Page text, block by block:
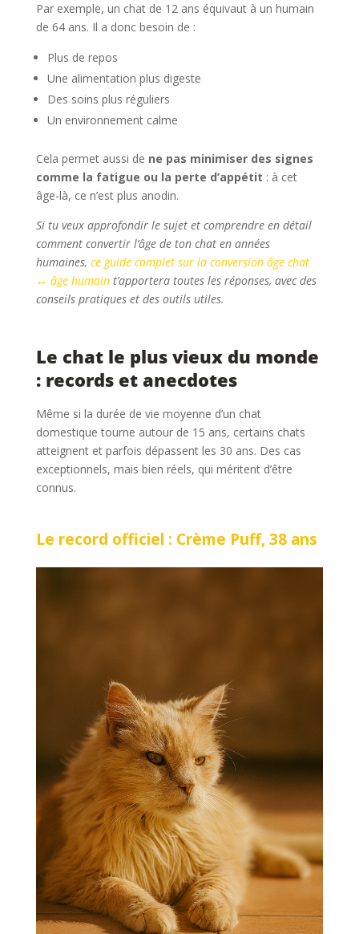
Par exemple, un chat de 12 ans équivaut à un humain
de 64 ans. Il a donc besoin de :
Plus de repos
Une alimentation plus digeste
Des soins plus réguliers
Un environnement calme
Cela permet aussi de ne pas minimiser des signes
comme la fatigue ou la perte d’appétit : à cet
âge-là, ce n’est plus anodin.
Si tu veux approfondir le sujet et comprendre en détail
comment convertir l’âge de ton chat en années
humaines, ce guide complet sur la conversion âge chat
↔ âge humaint’apportera toutes les réponses, avec des
conseils pratiques et des outils utiles.
Le chat le plus vieux du monde
: records et anecdotes
Même si la durée de vie moyenne d’un chat
domestique tourne autour de 15 ans, certains chats
atteignent et parfois dépassent les 30 ans. Des cas
exceptionnels, mais bien réels, qui méritent d’être
connus.
Le record officiel : Crème Puff, 38 ans